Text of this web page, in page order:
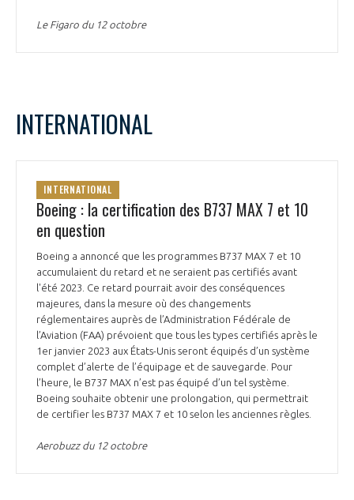
Le Figaro du 12 octobre
INTERNATIONAL
INTERNATIONAL
Boeing : la certification des B737 MAX 7 et 10
en question
Boeing a annoncé que les programmes B737 MAX 7 et 10
accumulaient du retard et ne seraient pas certifiés avant
l'été 2023. Ce retard pourrait avoir des conséquences
majeures, dans la mesure où des changements
réglementaires auprès de l’Administration Fédérale de
l’Aviation (FAA) prévoient que tous les types certifiés après le
1er janvier 2023 aux États-Unis seront équipés d’un système
complet d’alerte de l’équipage et de sauvegarde. Pour
l’heure, le B737 MAX n’est pas équipé d’un tel système.
Boeing souhaite obtenir une prolongation, qui permettrait
de certifier les B737 MAX 7 et 10 selon les anciennes règles.
Aerobuzz du 12 octobre